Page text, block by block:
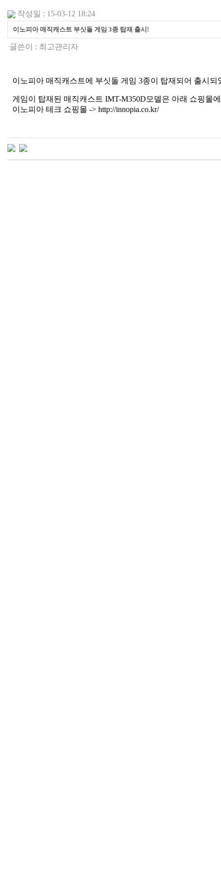
작성일 : 15-03-12 18:24
이노피아 매직캐스트 부싯돌 게임 3종 탑재 출시!
글쓴이 : 최고관리자
이노피아 매직캐스트에 부싯돌 게임 3종이 탑재되어 출시되
게임이 탑재된 매직캐스트 IMT-M350D모델은 아래 쇼핑몰
이노피아 테크 쇼핑몰 -> http://innopia.co.kr/